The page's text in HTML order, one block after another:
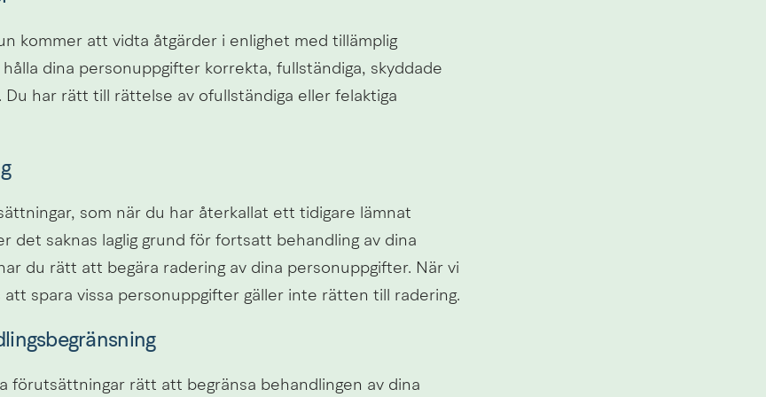
kommer att vidta åtgärder i enlighet med tillämplig
dina personuppgifter korrekta, fullständiga, skyddade
har rätt till rättelse av ofullständiga eller felaktiga
som när du har återkallat ett tidigare lämnat
det saknas laglig grund för fortsatt behandling av dina
du rätt att begära radering av dina personuppgifter. När vi
att spara vissa personuppgifter gäller inte rätten till radering.
förutsättningar rätt att begränsa behandlingen av dina